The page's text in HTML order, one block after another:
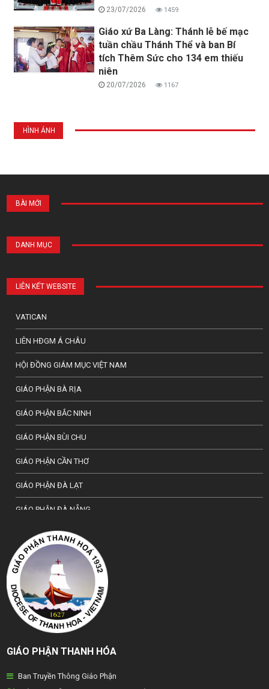
23/07/2026 1459
Giáo xứ Ba Làng: Thánh lễ bế mạc
tuần chầu Thánh Thể và ban Bí
tích Thêm Sức cho 134 em thiếu
niên
20/07/2026 1167
HÌNH ẢNH
BÀI MỚI
DANH MỤC
LIÊN KẾT WEBSITE
VATICAN
LIÊN HĐGM Á CHÂU
HỘI ĐỒNG GIÁM MỤC VIỆT NAM
GIÁO PHẬN BÀ RỊA
GIÁO PHẬN BẮC NINH
GIÁO PHẬN BÙI CHU
GIÁO PHẬN CẦN THƠ
GIÁO PHẬN ĐÀ LẠT
GIÁO PHẬN ĐÀ NẴNG
TỔNG GIÁO PHẬN HÀ NỘI
GIÁO PHẬN HẢI PHÒNG
TỔNG GIÁO PHẬN HUẾ
GIÁO PHẬN HƯNG HOÁ
GIÁO PHẬN KON TUM
GIÁO PHẬN LẠNG SƠN
GIÁO PHẬN LONG XUYÊN
GIÁO PHẬN THANH HÓA
Ban Truyền Thông Giáo Phận